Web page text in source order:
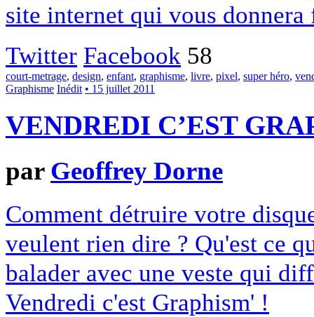
site internet qui vous
Twitter Facebook 58
court-metrage, design, enfant, graphisme, livre, pixel, super héro,
Graphisme Inédit • 15 juillet 2011
VENDREDI C’EST
par Geoffrey Dorne
Comment détruire votre
veulent rien dire ? Qu'est ce
balader avec une veste qui
Vendredi c'est Graphism' !